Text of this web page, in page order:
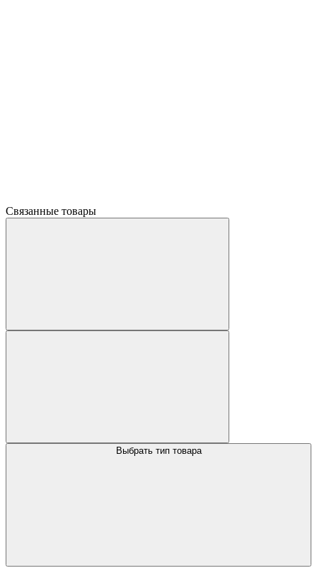
Связанные товары
Выбрать тип товара